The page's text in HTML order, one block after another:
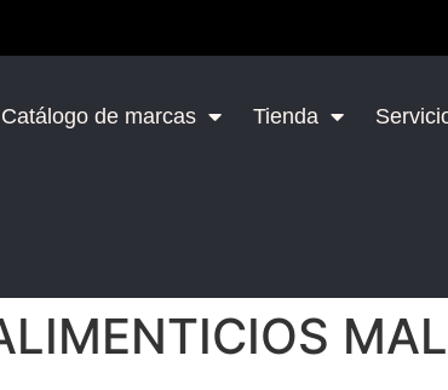
Catálogo de marcas Tienda